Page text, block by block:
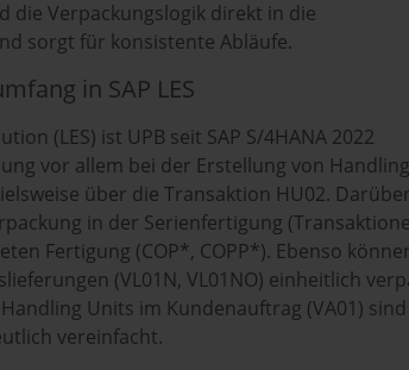
die Verpackungslogik direkt in die
sorgt für konsistente Abläufe.
in SAP LES
(LES) ist UPB seit SAP S/4HANA 2022
vor allem bei der Erstellung von Handling
über die Transaktion HU02. Darüber
in der Serienfertigung
Fertigung (COP*, COPP*). Ebenso
(VL01N, VL01NO) einheitlich
Units im Kundenauftrag (VA01) sind
vereinfacht.